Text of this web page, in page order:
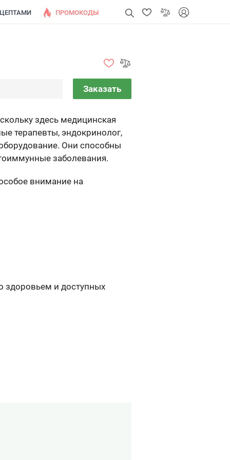
ПРОМОКОДЫ
Заказать
здесь медицинская
терапевты, эндокринолог,
Они способны
заболевания.
внимание на
здоровьем и доступных